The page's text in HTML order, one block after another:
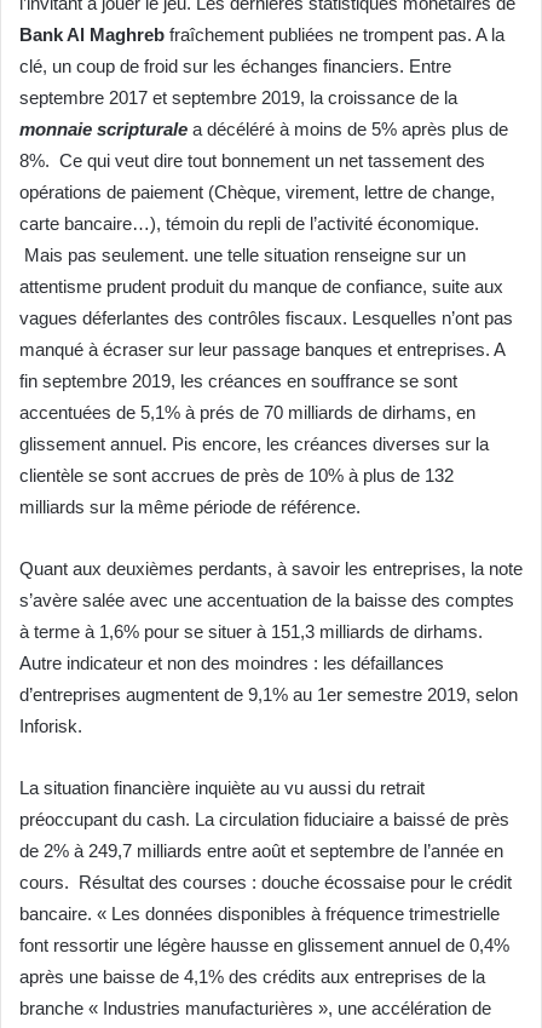
Bank Al Maghreb fraîchement publiées ne trompent pas. A la
clé, un coup de froid sur les échanges financiers. Entre
septembre 2017 et septembre 2019, la croissance de la
monnaie scripturale a décéléré à moins de 5% après plus de
8%. Ce qui veut dire tout bonnement un net tassement des
opérations de paiement (Chèque, virement, lettre de change,
carte bancaire…), témoin du repli de l’activité économique.
Mais pas seulement. une telle situation renseigne sur un
attentisme prudent produit du manque de confiance, suite aux
vagues déferlantes des contrôles fiscaux. Lesquelles n’ont pas
manqué à écraser sur leur passage banques et entreprises. A
fin septembre 2019, les créances en souffrance se sont
accentuées de 5,1% à prés de 70 milliards de dirhams, en
glissement annuel. Pis encore, les créances diverses sur la
clientèle se sont accrues de près de 10% à plus de 132
milliards sur la même période de référence.
Quant aux deuxièmes perdants, à savoir les entreprises, la note
s’avère salée avec une accentuation de la baisse des comptes
à terme à 1,6% pour se situer à 151,3 milliards de dirhams.
Autre indicateur et non des moindres : les défaillances
d’entreprises augmentent de 9,1% au 1er semestre 2019, selon
Inforisk.
La situation financière inquiète au vu aussi du retrait
préoccupant du cash. La circulation fiduciaire a baissé de près
de 2% à 249,7 milliards entre août et septembre de l’année en
cours. Résultat des courses : douche écossaise pour le crédit
bancaire. « Les données disponibles à fréquence trimestrielle
font ressortir une légère hausse en glissement annuel de 0,4%
après une baisse de 4,1% des crédits aux entreprises de la
branche « Industries manufacturières », une accélération de